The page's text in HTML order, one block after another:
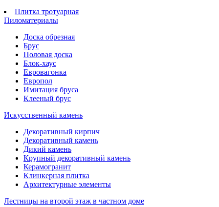
Плитка тротуарная
Пиломатериалы
Доска обрезная
Брус
Половая доска
Блок-хаус
Евровагонка
Европол
Имитация бруса
Клееный брус
Искусственный камень
Декоративный кирпич
Декоративный камень
Дикий камень
Крупный декоративный камень
Керамогранит
Клинкерная плитка
Архитектурные элементы
Лестницы на второй этаж в частном доме